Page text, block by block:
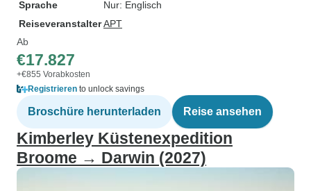
Sprache
Nur: Englisch
ReiseveranstalterAPT
Ab
€17.827
+€855 Vorabkosten
Registrieren to unlock savings
Broschüre herunterladen Reise ansehen
Kimberley Küstenexpedition
Broome → Darwin (2027)